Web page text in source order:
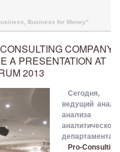
Business for Money"
COMPANY
A PRESENTATION AT
2013
Сегодня,
ведущий
анализа
аналитического
департамента
Pro-Consulting